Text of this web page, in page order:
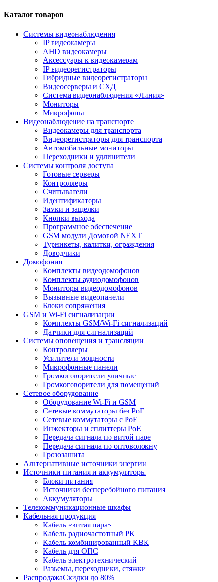
Каталог товаров
Системы видеонаблюдения
IP видеокамеры
AHD видеокамеры
Аксессуары к видеокамерам
IP видеорегистраторы
Гибридные видеорегистраторы
Видеосерверы и СХД
Система видеонаблюдения «Линия»
Мониторы
Микрофоны
Видеонаблюдение на транспорте
Видеокамеры для транспорта
Видеорегистраторы для транспорта
Автомобильные мониторы
Переходники и удлинители
Системы контроля доступа
Готовые серверы
Контроллеры
Считыватели
Идентификаторы
Замки и защелки
Кнопки выхода
Программное обеспечение
GSM модули Домовой NEXT
Турникеты, калитки, ограждения
Доводчики
Домофония
Комплекты видеодомофонов
Комплекты аудиодомофонов
Мониторы видеодомофонов
Вызывные видеопанели
Блоки сопряжения
GSM и Wi-Fi сигнализации
Комплекты GSM/Wi-Fi сигнализаций
Датчики для сигнализаций
Системы оповещения и трансляции
Контроллеры
Усилители мощности
Микрофонные панели
Громкоговорители уличные
Громкоговорители для помещений
Сетевое оборудование
Оборудование Wi-Fi и GSM
Сетевые коммутаторы без PoE
Сетевые коммутаторы с PoE
Инжекторы и сплиттеры PoE
Передача сигнала по витой паре
Передача сигнала по оптоволокну
Грозозащита
Альтернативные источники энергии
Источники питания и аккумуляторы
Блоки питания
Источники бесперебойного питания
Аккумуляторы
Телекоммуникационные шкафы
Кабельная продукция
Кабель «витая пара»
Кабель радиочастотный РК
Кабель комбинированный КВК
Кабель для ОПС
Кабель электротехнический
Разъемы, переходники, стяжки
РаспродажаСкидки до 80%